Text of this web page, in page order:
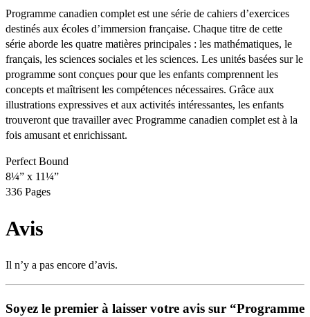
Programme canadien complet est une série de cahiers d’exercices
destinés aux écoles d’immersion française. Chaque titre de cette
série aborde les quatre matières principales : les mathématiques, le
français, les sciences sociales et les sciences. Les unités basées sur le
programme sont conçues pour que les enfants comprennent les
concepts et maîtrisent les compétences nécessaires. Grâce aux
illustrations expressives et aux activités intéressantes, les enfants
trouveront que travailler avec Programme canadien complet est à la
fois amusant et enrichissant.
Perfect Bound
8¼” x 11¼”
336 Pages
Avis
Il n’y a pas encore d’avis.
Soyez le premier à laisser votre avis sur “Programme